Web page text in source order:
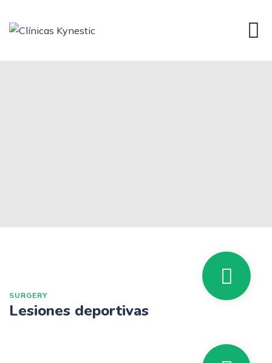
SURGERY
Lesiones deportivas